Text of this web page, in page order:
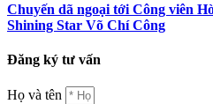
Chuyến dã ngoại tới Công viên
Shining Star Võ Chí Công
Đăng ký tư vấn
Họ và tên